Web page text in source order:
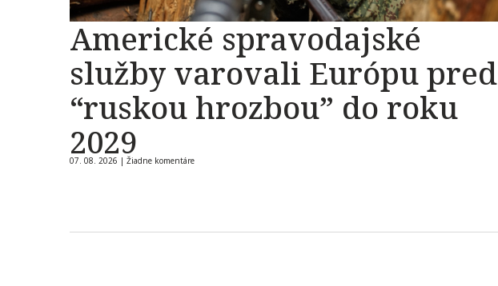
Americké spravodajské
služby varovali Európu pred
“ruskou hrozbou” do roku
2029
07. 08. 2026 | Žiadne komentáre